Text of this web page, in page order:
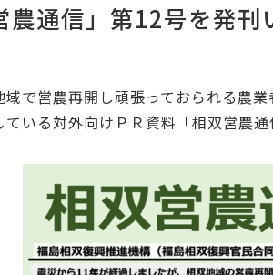
農通信」第12号を発
域で営農再開し頑張っておられる農
ている対外向けＰＲ資料「相双営農